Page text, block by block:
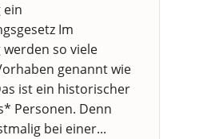
ein
Im
so viele
genannt wie
ist ein historischer
Personen. Denn
bei einer...